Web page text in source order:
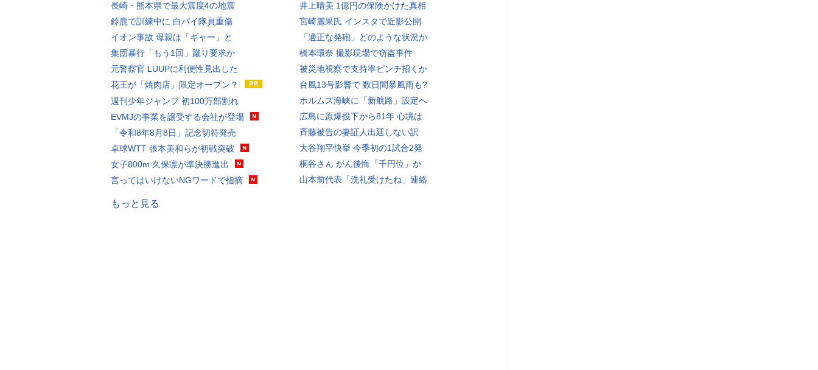
長崎・熊本県で最大震度4の地震
鈴鹿で訓練中に 白バイ隊員重傷
イオン事故 母親は「ギャー」と
集団暴行「もう1回」蹴り要求か
元警察官 LUUPに利便性見出した
花王が「焼肉店」限定オープン？
週刊少年ジャンプ 初100万部割れ
EVMJの事業を譲受する会社が登場
「令和8年8月8日」記念切符発売
卓球WTT 張本美和らが初戦突破
女子800m 久保凛が準決勝進出
言ってはいけないNGワードで指摘
井上晴美 1億円の保険かけた真相
宮崎麗果氏 インスタで近影公開
「適正な発砲」どのような状況か
橋本環奈 撮影現場で窃盗事件
被災地視察で支持率ピンチ招くか
台風13号影響で 数日間暴風雨も?
ホルムズ海峡に「新航路」設定へ
広島に原爆投下から81年 心境は
斉藤被告の妻証人出廷しない訳
大谷翔平快挙 今季初の1試合2発
桐谷さん がん後悔「千円位」か
山本前代表「洗礼受けたね」連絡
もっと見る